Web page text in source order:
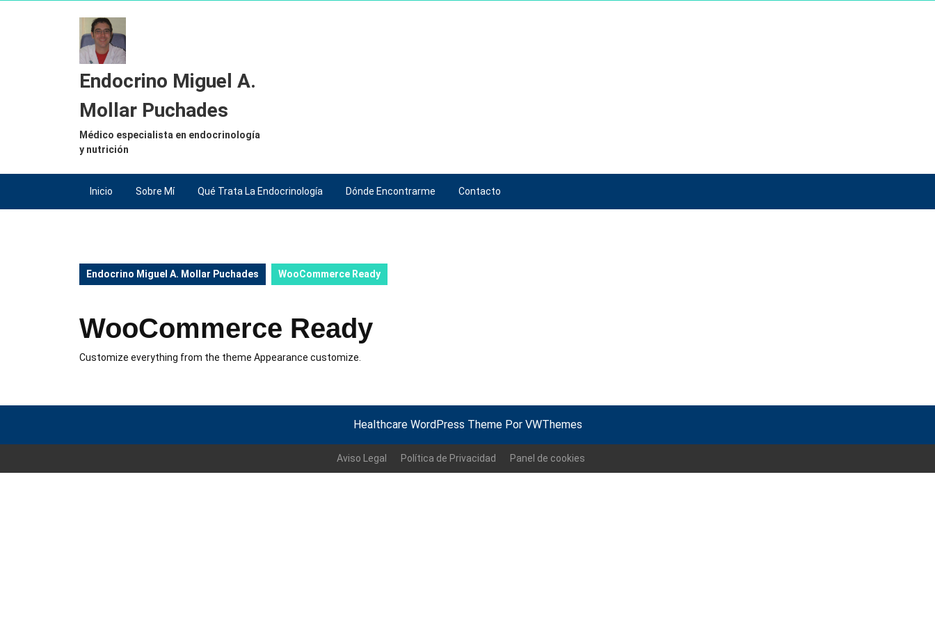
Endocrino Miguel A.
Mollar Puchades
Médico especialista en endocrinología
y nutrición
Inicio Sobre Mí Qué Trata La Endocrinología Dónde Encontrarme Contacto
Endocrino Miguel A. Mollar Puchades WooCommerce Ready
WooCommerce Ready
Customize everything from the theme Appearance customize.
Healthcare WordPress ThemePor VWThemes
arriba
Aviso Legal Política de Privacidad Panel de cookies